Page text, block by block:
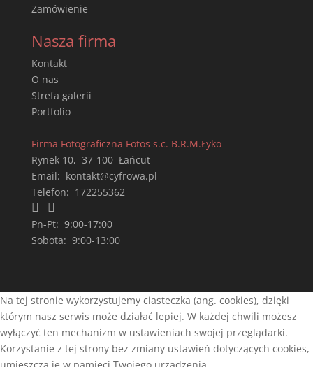
Zamówienie
Nasza firma
Kontakt
O nas
Strefa galerii
Portfolio
Firma Fotograficzna Fotos s.c. B.R.M.Łyko
Rynek 10, 37-100 Łańcut
Email: kontakt@cyfrowa.pl
Telefon: 172255362
 
Pn-Pt: 9:00-17:00
Sobota: 9:00-13:00
Na tej stronie wykorzystujemy ciasteczka (ang. cookies), dzięki
którym nasz serwis może działać lepiej. W każdej chwili możesz
wyłączyć ten mechanizm w ustawieniach swojej przeglądarki.
Korzystanie z tej strony bez zmiany ustawień dotyczących cookies,